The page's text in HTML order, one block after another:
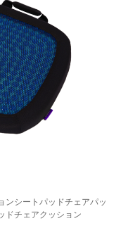
ンシートパッドチェアパッ
ドチェアクッション